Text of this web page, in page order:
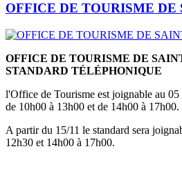
OFFICE DE TOURISME
OFFICE DE TOURISME DE
STANDARD TÉLÉPHONIQUE
l'Office de Tourisme est joignable au
de 10h00 à 13h00 et de 14h00 à 17h00.
A partir du 15/11 le standard sera
12h30 et 14h00 à 17h00.